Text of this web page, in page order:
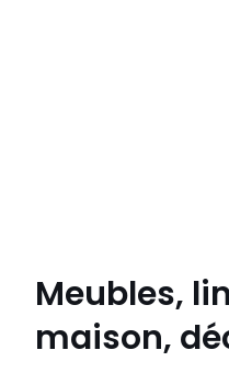
Meubles,
maison,